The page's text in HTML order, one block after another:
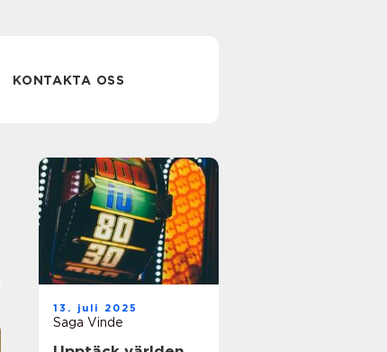
KONTAKTA OSS
13. juli 2025
Saga Vinde